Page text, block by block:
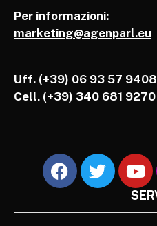
Per informazioni:
marketing@agenparl.eu
Uff. (+39) 06 93 57 9408
Cell. (+39) 340 681 9270